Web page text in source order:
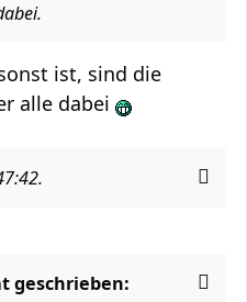
ist, sind die
alle dabei
geschrieben: